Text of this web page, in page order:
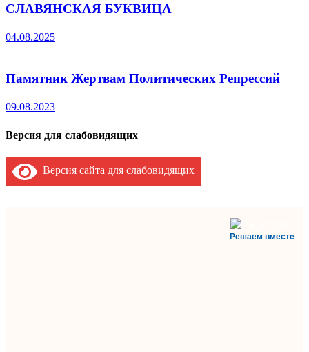
СЛАВЯНСКАЯ БУКВИЦА
04.08.2025
Памятник Жертвам Политических Репрессий
09.08.2023
Версия для слабовидящих
Версия сайта для слабовидящих
Решаем вместе